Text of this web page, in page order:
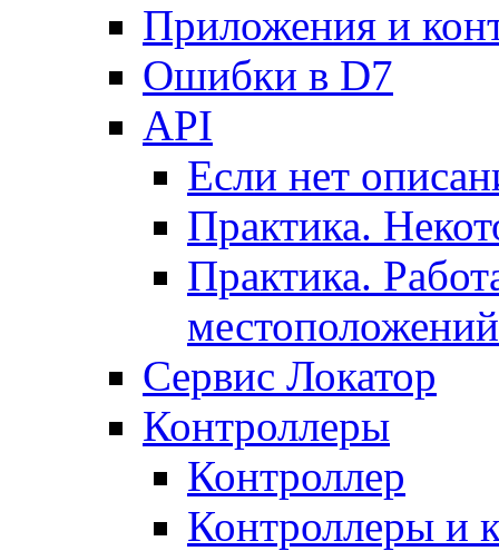
Приложения и
Ошибки в D7
API
Если нет
Практика.
Практика.
местоположений
Сервис Локатор
Контроллеры
Контроллер
Контроллеры и